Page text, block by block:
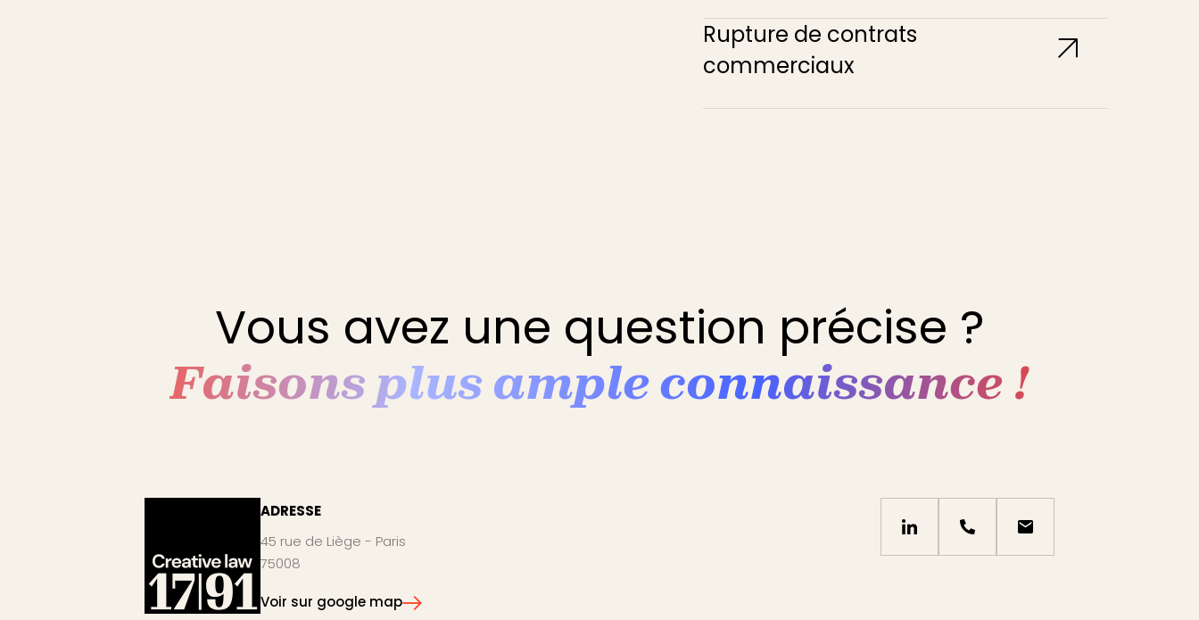
Rupture de contrats
commerciaux
Vous avez une question précise ?
Faisons plus ample connaissance !
ADRESSE
45 rue de Liège - Paris
75008
Voir sur google map